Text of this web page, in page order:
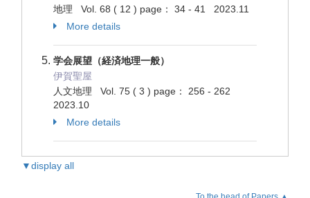
地理 Vol. 68 ( 12 ) page： 34 - 41 2023.11
More details
学会展望（経済地理一般）
伊賀聖屋
人文地理 Vol. 75 ( 3 ) page： 256 - 262
2023.10
More details
▼display all